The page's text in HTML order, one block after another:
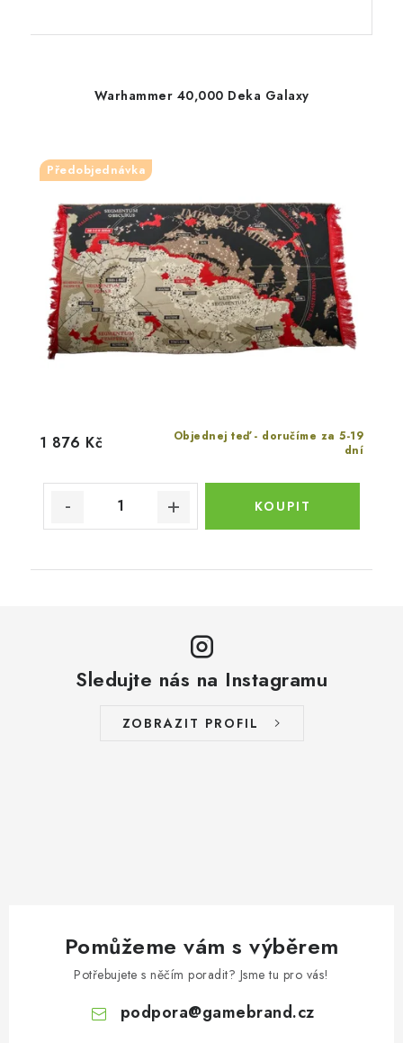
Warhammer 40,000 Deka Galaxy
Předobjednávka
Objednej teď - doručíme za 5-19
dní
1 876 Kč
Sledujte nás na Instagramu
ZOBRAZIT PROFIL
Pomůžeme vám s výběrem
Potřebujete s něčím poradit? Jsme tu pro vás!
podpora@gamebrand.cz